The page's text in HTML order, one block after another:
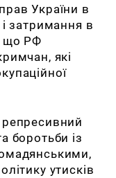
України в
затримання в
що РФ
які
репресивний
боротьби із
утисків